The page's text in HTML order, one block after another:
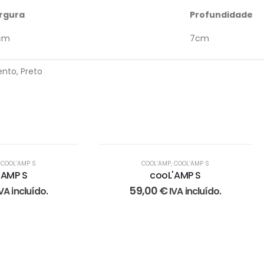
Profundidade
7cm
Preto
COOL’AMP S
S
incluído.
COOL’AMP,COOL’AMP S
cooL'AMP S
59,00€IVA incluído.